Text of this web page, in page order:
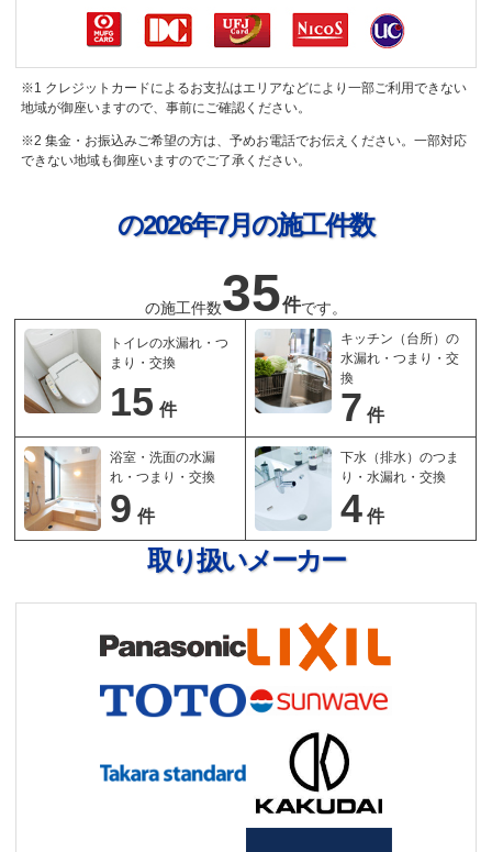
※1 クレジットカードによるお支払はエリアなどにより一部ご利用できない
地域が御座いますので、事前にご確認ください。
※2 集金・お振込みご希望の方は、予めお電話でお伝えください。一部対応
できない地域も御座いますのでご了承ください。
の2026年7月の施工件数
の施工件数35件です。
トイレの水漏れ・つ
まり・交換
15 件
キッチン（台所）の
水漏れ・つまり・交
換
7 件
浴室・洗面の水漏
れ・つまり・交換
9 件
下水（排水）のつま
り・水漏れ・交換
4 件
取り扱いメーカー